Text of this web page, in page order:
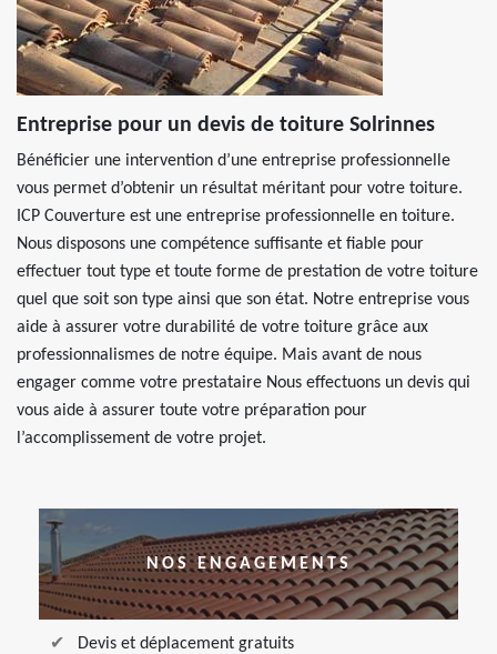
Entreprise pour un devis de toiture Solrinnes
Bénéficier une intervention d’une entreprise professionnelle
vous permet d’obtenir un résultat méritant pour votre toiture.
ICP Couverture est une entreprise professionnelle en toiture.
Nous disposons une compétence suffisante et fiable pour
effectuer tout type et toute forme de prestation de votre toiture
quel que soit son type ainsi que son état. Notre entreprise vous
aide à assurer votre durabilité de votre toiture grâce aux
professionnalismes de notre équipe. Mais avant de nous
engager comme votre prestataire Nous effectuons un devis qui
vous aide à assurer toute votre préparation pour
l’accomplissement de votre projet.
NOS ENGAGEMENTS
Devis et déplacement gratuits